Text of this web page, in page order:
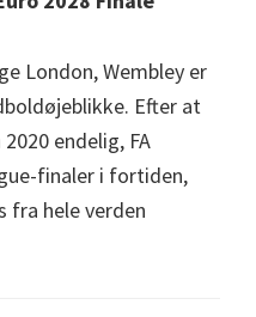
London, Wembley er
Efter at
endelig, FA
finaler i fortiden,
fra hele verden